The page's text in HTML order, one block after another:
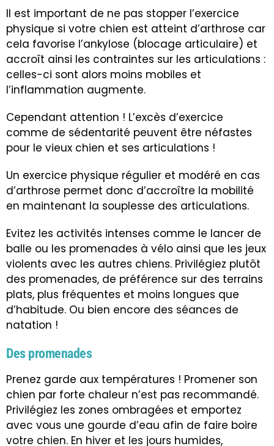
Il est important de ne pas stopper l’exercice
physique si votre chien est atteint d’arthrose car
cela favorise l’ankylose (blocage articulaire) et
accroît ainsi les contraintes sur les articulations :
celles-ci sont alors moins mobiles et
l’inflammation augmente.
Cependant attention ! L’excès d’exercice
comme de sédentarité peuvent être néfastes
pour le vieux chien et ses articulations !
Un exercice physique régulier et modéré en cas
d’arthrose permet donc d’accroître la mobilité
en maintenant la souplesse des articulations.
Evitez les activités intenses comme le lancer de
balle ou les promenades à vélo ainsi que les jeux
violents avec les autres chiens. Privilégiez plutôt
des promenades, de préférence sur des terrains
plats, plus fréquentes et moins longues que
d’habitude. Ou bien encore des séances de
natation !
Des promenades
Prenez garde aux températures ! Promener son
chien par forte chaleur n’est pas recommandé.
Privilégiez les zones ombragées et emportez
avec vous une gourde d’eau afin de faire boire
votre chien. En hiver et les jours humides,